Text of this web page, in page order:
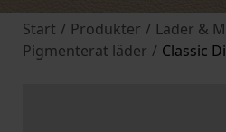
Start / Produkter / Läder &
Pigmenterat läder / Classic